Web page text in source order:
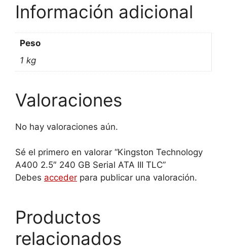
Información adicional
Peso
1 kg
Valoraciones
No hay valoraciones aún.
Sé el primero en valorar “Kingston Technology
A400 2.5″ 240 GB Serial ATA III TLC”
Debes acceder para publicar una valoración.
Productos
relacionados